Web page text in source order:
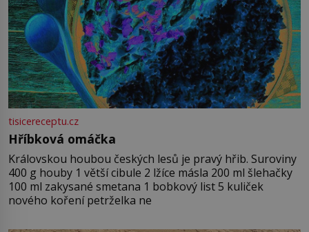
tisicereceptu.cz
Hříbková omáčka
Královskou houbou českých lesů je pravý hřib. Suroviny
400 g houby 1 větší cibule 2 lžíce másla 200 ml šlehačky
100 ml zakysané smetana 1 bobkový list 5 kuliček
nového koření petrželka ne